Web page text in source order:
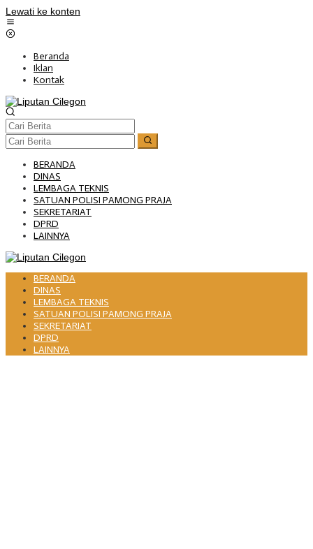
Lewati ke konten
Beranda
Iklan
Kontak
BERANDA
DINAS
LEMBAGA TEKNIS
SATUAN POLISI PAMONG PRAJA
SEKRETARIAT
DPRD
LAINNYA
BERANDA
DINAS
LEMBAGA TEKNIS
SATUAN POLISI PAMONG PRAJA
SEKRETARIAT
DPRD
LAINNYA